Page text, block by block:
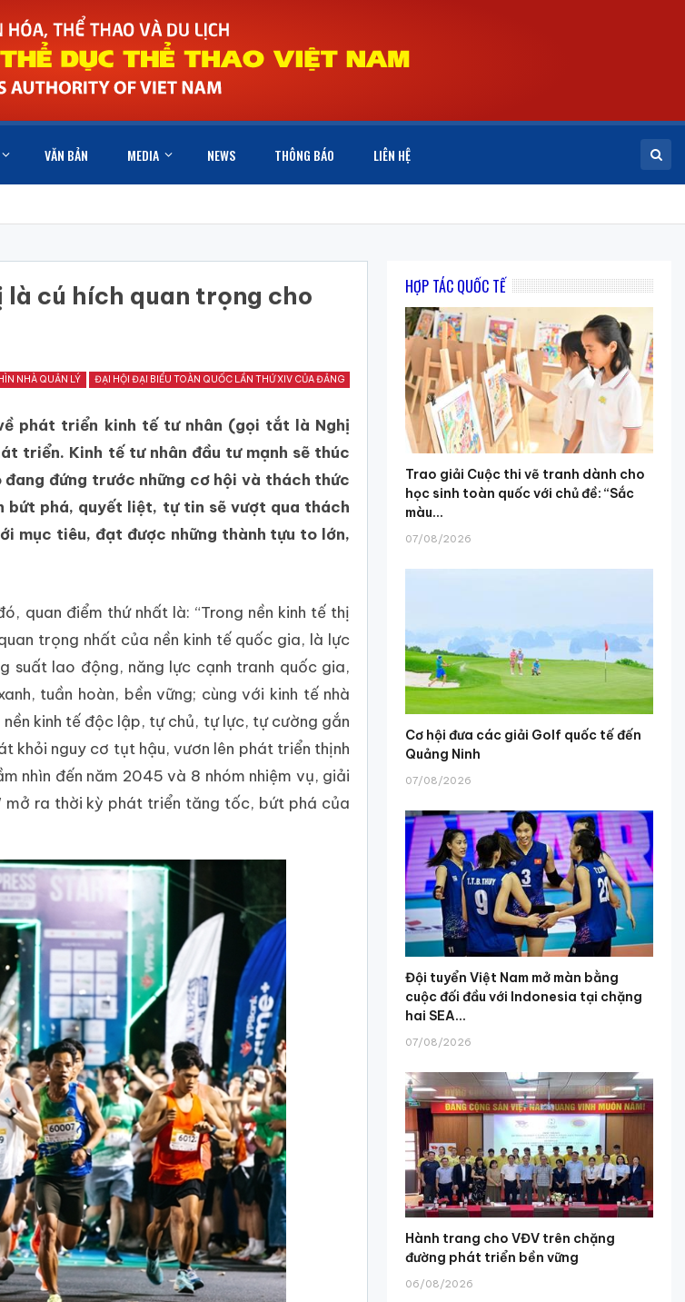
VĂN BẢN MEDIA NEWS THÔNG BÁO LIÊN HỆ
cú hích quan trọng cho
NHÀ QUẢN LÝ ĐẠI HỘI ĐẠI BIỂU TOÀN QUỐC LẦN THỨ XIV CỦA ĐẢNG
phát triển kinh tế tư nhân (gọi tắt là Nghị
triển. Kinh tế tư nhân đầu tư mạnh sẽ thúc
đứng trước những cơ hội và thách thức
phá, quyết liệt, tự tin sẽ vượt qua thách
mục tiêu, đạt được những thành tựu to lớn,
quan điểm thứ nhất là: “Trong nền kinh tế thị
trọng nhất của nền kinh tế quốc gia, là lực
suất lao động, năng lực cạnh tranh quốc gia,
tuần hoàn, bền vững; cùng với kinh tế nhà
kinh tế độc lập, tự chủ, tự lực, tự cường gắn
khỏi nguy cơ tụt hậu, vươn lên phát triển thịnh
nhìn đến năm 2045 và 8 nhóm nhiệm vụ, giải
ra thời kỳ phát triển tăng tốc, bứt phá của
HỢP TÁC QUỐC TẾ
Trao giải Cuộc thi vẽ tranh dành cho
học sinh toàn quốc với chủ đề: “Sắc
màu...
07/08/2026
Cơ hội đưa các giải Golf quốc tế đến
Quảng Ninh
07/08/2026
Đội tuyển Việt Nam mở màn bằng
cuộc đối đầu với Indonesia tại chặng
hai SEA...
07/08/2026
Hành trang cho VĐV trên chặng
đường phát triển bền vững
06/08/2026